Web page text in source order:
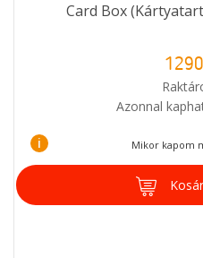
Card Box
Azonnal
i Mikor kapom